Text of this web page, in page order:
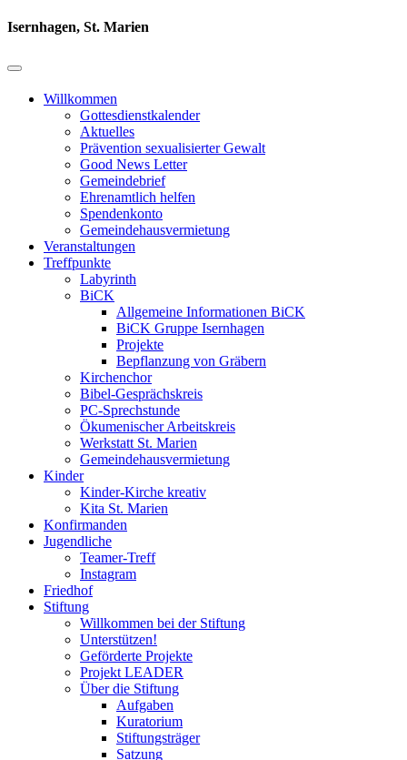
Isernhagen, St. Marien
Willkommen
Gottesdienstkalender
Aktuelles
Prävention sexualisierter Gewalt
Good News Letter
Gemeindebrief
Ehrenamtlich helfen
Spendenkonto
Gemeindehausvermietung
Veranstaltungen
Treffpunkte
Labyrinth
BiCK
Allgemeine Informationen BiCK
BiCK Gruppe Isernhagen
Projekte
Bepflanzung von Gräbern
Kirchenchor
Bibel-Gesprächskreis
PC-Sprechstunde
Ökumenischer Arbeitskreis
Werkstatt St. Marien
Gemeindehausvermietung
Kinder
Kinder-Kirche kreativ
Kita St. Marien
Konfirmanden
Jugendliche
Teamer-Treff
Instagram
Friedhof
Stiftung
Willkommen bei der Stiftung
Unterstützen!
Geförderte Projekte
Projekt LEADER
Über die Stiftung
Aufgaben
Kuratorium
Stiftungsträger
Satzung